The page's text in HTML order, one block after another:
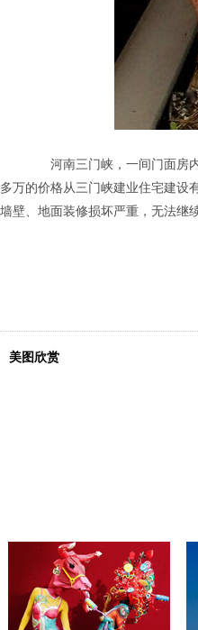
河南三门峡，一间门面房内
多万的价格从三门峡建业住宅建设
墙壁、地面装修损坏严重，无法继
美图欣赏